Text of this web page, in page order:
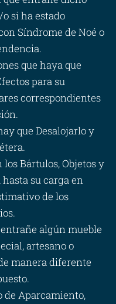
si ha estado
Síndrome de Noé o
que haya que
para su
correspondientes
que Desalojarlo y
Bártulos, Objetos y
su carga en
de los
algún mueble
artesano o
manera diferente
de Aparcamiento,